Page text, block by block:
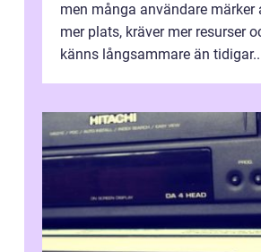
men många användare märker
mer plats, kräver mer resurser
känns långsammare än